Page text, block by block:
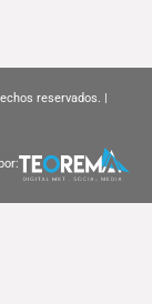
reservados. |